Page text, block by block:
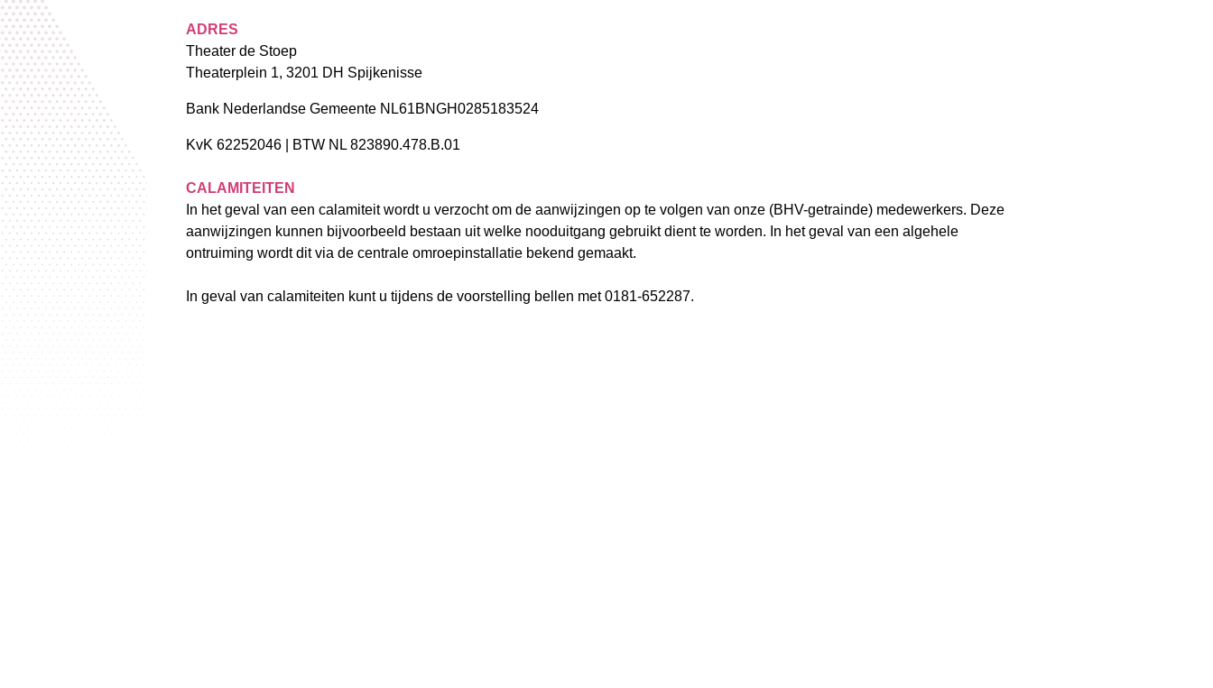
ADRES
Theater de Stoep
Theaterplein 1, 3201 DH Spijkenisse
Bank Nederlandse Gemeente NL61BNGH0285183524
KvK 62252046 | BTW NL 823890.478.B.01
CALAMITEITEN
In het geval van een calamiteit wordt u verzocht om de aanwijzingen op te volgen van onze (BHV-getrainde) medewerkers. Deze
aanwijzingen kunnen bijvoorbeeld bestaan uit welke nooduitgang gebruikt dient te worden. In het geval van een algehele
ontruiming wordt dit via de centrale omroepinstallatie bekend gemaakt.
In geval van calamiteiten kunt u tijdens de voorstelling bellen met 0181-652287.